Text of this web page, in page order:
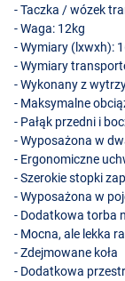
- Taczka / wózek
- Waga: 12kg
- Wymiary (lxwxh):
- Wymiary
- Wykonany z
- Maksymalne
- Pałąk przedni i
- Wyposażona w
- Ergonomiczne
- Szerokie stopki
- Wyposażona w
- Dodatkowa torba
- Mocna, ale lekka
- Zdejmowane koła
- Dodatkowa